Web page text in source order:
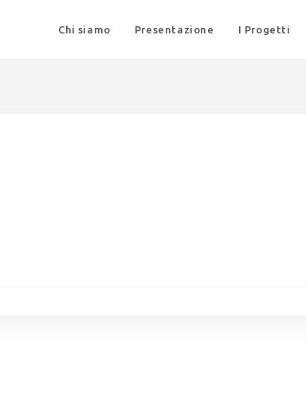
Chi siamo Presentazione I Progetti